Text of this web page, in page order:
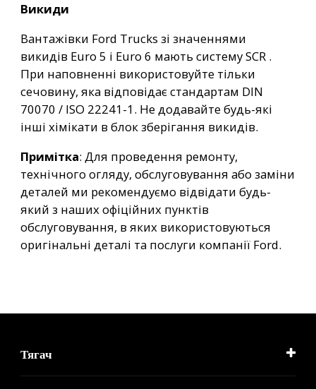
Викиди
Вантажівки Ford Trucks зі значеннями
викидів Euro 5 і Euro 6 мають систему SCR .
При наповненні використовуйте тільки
сечовину, яка відповідає стандартам DIN
70070 / ISO 22241-1. Не додавайте будь-які
інші хімікати в блок зберігання викидів.
Примітка: Для проведення ремонту,
технічного огляду, обслуговування або заміни
деталей ми рекомендуємо відвідати будь-
який з наших офіційних пунктів
обслуговування, в яких використовуються
оригінальні деталі та послуги компанії Ford.
Тягач